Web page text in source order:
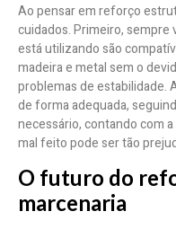
Ao pensar em reforço
cuidados. Primeiro,
está utilizando são
madeira e metal sem o
problemas de estabilidade.
de forma adequada,
necessário, contando com
mal feito pode ser tão
O futuro do
marcenaria